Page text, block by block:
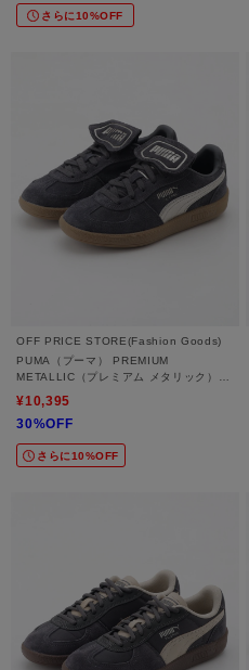
さらに10%OFF
OFF PRICE STORE(Fashion Goods)
PUMA（プーマ） PREMIUM
METALLIC（プレミアム メタリック）
¥10,395
30%OFF
さらに10%OFF